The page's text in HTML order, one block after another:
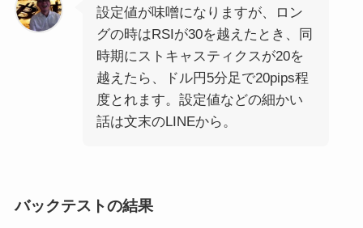
設定値が味噌になりますが、ロン
グの時はRSIが30を越えたとき、同
時期にストキャスティクスが20を
越えたら、ドル円5分足で20pips程
度とれます。設定値などの細かい
話は文末のLINEから。
バックテストの結果